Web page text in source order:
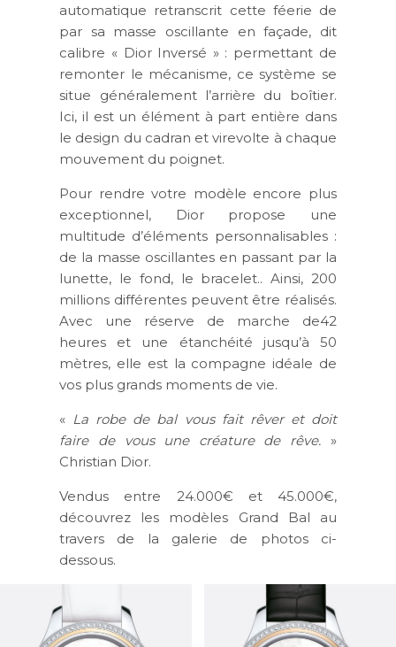
automatique retranscrit cette féerie de
par sa masse oscillante en façade, dit
calibre « Dior Inversé » : permettant de
remonter le mécanisme, ce système se
situe généralement l’arrière du boîtier.
Ici, il est un élément à part entière dans
le design du cadran et virevolte à chaque
mouvement du poignet.
Pour rendre votre modèle encore plus
exceptionnel, Dior propose une
multitude d’éléments personnalisables :
de la masse oscillantes en passant par la
lunette, le fond, le bracelet.. Ainsi, 200
millions différentes peuvent être réalisés.
Avec une réserve de marche de42
heures et une étanchéité jusqu’à 50
mètres, elle est la compagne idéale de
vos plus grands moments de vie.
« La robe de bal vous fait rêver et doit
faire de vous une créature de rêve. »
Christian Dior.
Vendus entre 24.000€ et 45.000€,
découvrez les modèles Grand Bal au
travers de la galerie de photos ci-
dessous.